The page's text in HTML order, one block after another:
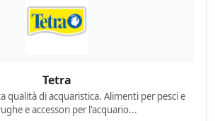
Tetra
qualità di acquaristica. Alimenti per pesci e
e accessori per l'acquario...